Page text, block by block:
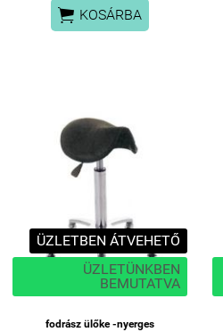
 KOSÁRBA
ÜZLETBEN ÁTVEHETŐ
ÜZLETÜNKBEN
BEMUTATVA
fodrász ülőke -nyerges